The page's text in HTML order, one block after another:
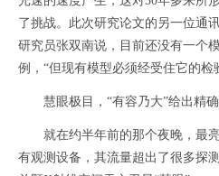
了挑战。此次研究论文的另一位通
研究员张双南说，目前还没有一个
例，“但现有模型必须经受住它的检
慧眼极目，“有容乃大”给出精确
就在约半年前的那个夜晚，最亮
有观测设备，其流量超出了很多探